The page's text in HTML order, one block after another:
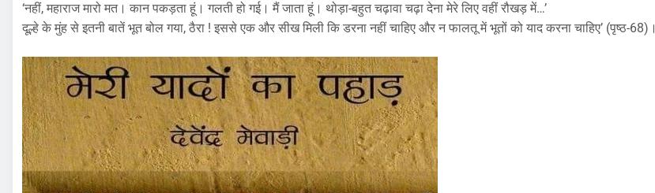
‘नहीं, महाराज मारो मत। कान पकड़ता हूं। गलती हो गई। मैं जाता हूं। थोड़ा-बहुत चढ़ावा चढ़ा देना मेरे लिए वहीं रौखड़ में…’
दूल्हे के मुंह से इतनी बातें भूत बोल गया, ठैरा ! इससे एक और सीख मिली कि डरना नहीं चाहिए और न फालतू में भूतों को याद करना चाहिए’ (पृष्ठ-68)।